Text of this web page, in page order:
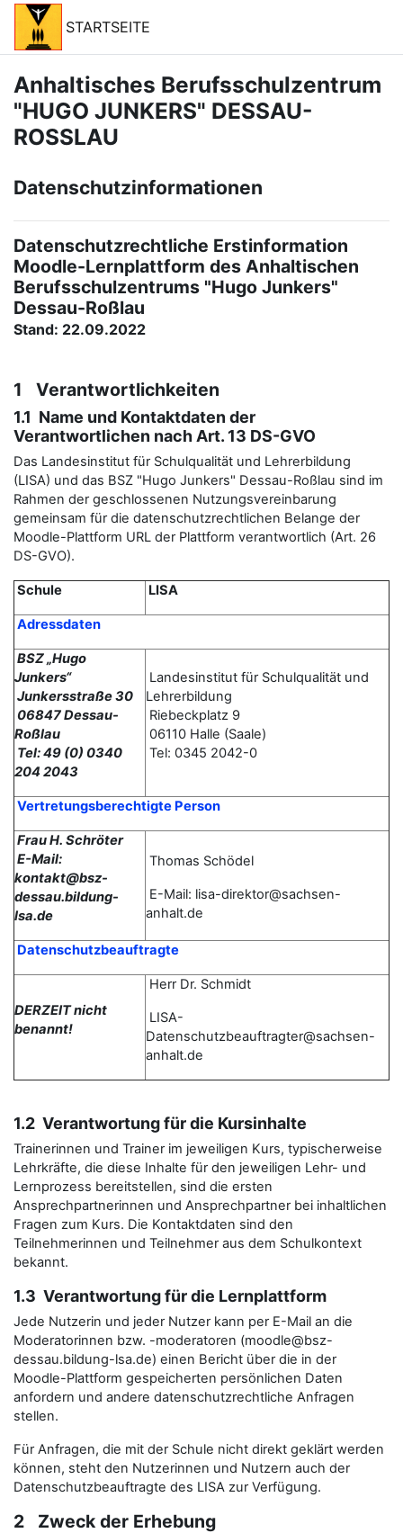
Zum Hauptinhalt
STARTSEITE
Anhaltisches Berufsschulzentrum
"HUGO JUNKERS" DESSAU-
ROSSLAU
Datenschutzinformationen
Datenschutzrechtliche Erstinformation
Moodle-Lernplattform des Anhaltischen
Berufsschulzentrums "Hugo Junkers"
Dessau-Roßlau
Stand: 22.09.2022
1 Verantwortlichkeiten
1.1 Name und Kontaktdaten der
Verantwortlichen nach Art. 13 DS-GVO
Das Landesinstitut für Schulqualität und Lehrerbildung
(LISA) und das BSZ "Hugo Junkers" Dessau-Roßlau sind im
Rahmen der geschlossenen Nutzungsvereinbarung
gemeinsam für die datenschutzrechtlichen Belange der
Moodle-Plattform URL der Plattform verantwortlich (Art. 26
DS-GVO).
Schule LISA
Adressdaten
BSZ „Hugo
Junkers“
Junkersstraße 30
06847 Dessau-
Roßlau
Tel: 49 (0) 0340
204 2043
Landesinstitut für Schulqualität und
Lehrerbildung
Riebeckplatz 9
06110 Halle (Saale)
Tel: 0345 2042-0
Vertretungsberechtigte Person
Frau H. Schröter
E-Mail:
kontakt@bsz-
dessau.bildung-
lsa.de
Thomas Schödel
E-Mail: lisa-direktor@sachsen-
anhalt.de
Datenschutzbeauftragte
DERZEIT nicht
benannt!
Herr Dr. Schmidt
LISA-
Datenschutzbeauftragter@sachsen-
anhalt.de
1.2 Verantwortung für die Kursinhalte
Trainerinnen und Trainer im jeweiligen Kurs, typischerweise
Lehrkräfte, die diese Inhalte für den jeweiligen Lehr- und
Lernprozess bereitstellen, sind die ersten
Ansprechpartnerinnen und Ansprechpartner bei inhaltlichen
Fragen zum Kurs. Die Kontaktdaten sind den
Teilnehmerinnen und Teilnehmer aus dem Schulkontext
bekannt.
1.3 Verantwortung für die Lernplattform
Jede Nutzerin und jeder Nutzer kann per E-Mail an die
Moderatorinnen bzw. -moderatoren (moodle@bsz-
dessau.bildung-lsa.de) einen Bericht über die in der
Moodle-Plattform gespeicherten persönlichen Daten
anfordern und andere datenschutzrechtliche Anfragen
stellen.
Für Anfragen, die mit der Schule nicht direkt geklärt werden
können, steht den Nutzerinnen und Nutzern auch der
Datenschutzbeauftragte des LISA zur Verfügung.
2 Zweck der Erhebung